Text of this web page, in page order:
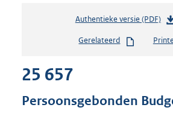
Authentieke versie (PDF)b
s
d
s
Gerelateerd
25 657
Persoonsgebonden